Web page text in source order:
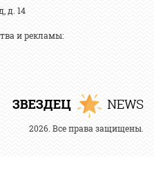
д. 14
и рекламы:
2026. Все права защищены.